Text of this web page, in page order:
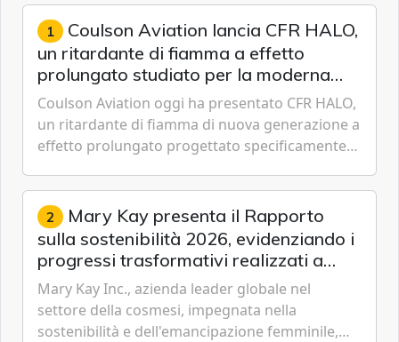
1 Coulson Aviation lancia CFR HALO,
un ritardante di fiamma a effetto
prolungato studiato per la moderna
lotta aerea contro gli incendi
Coulson Aviation oggi ha presentato CFR HALO,
un ritardante di fiamma di nuova generazione a
effetto prolungato progettato specificamente
missioni an...
2 Mary Kay presenta il Rapporto
sulla sostenibilità 2026, evidenziando i
progressi trasformativi realizzati a
livello globale nelle sfere sociale,
economica e ambientale
Mary Kay Inc., azienda leader globale nel
settore della cosmesi, impegnata nella
sostenibilità e dell'emancipazione femminile,